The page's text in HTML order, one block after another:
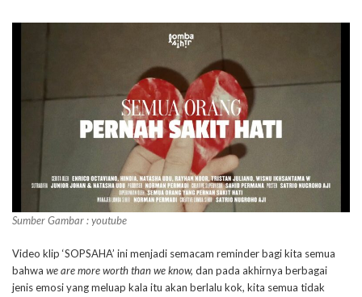
Sumber Gambar : youtube
Video klip ‘SOPSAHA’ ini menjadi semacam reminder bagi kita semua
bahwa we are more worth than we know, dan pada akhirnya berbagai
jenis emosi yang meluap kala itu akan berlalu kok, kita semua tidak